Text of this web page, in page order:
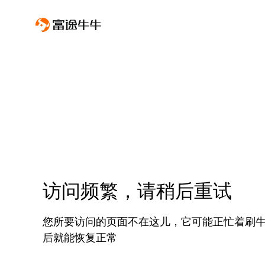
访问频繁，请稍后重试
您所要访问的页面不在这儿，它可能正忙着刷
后就能恢复正常